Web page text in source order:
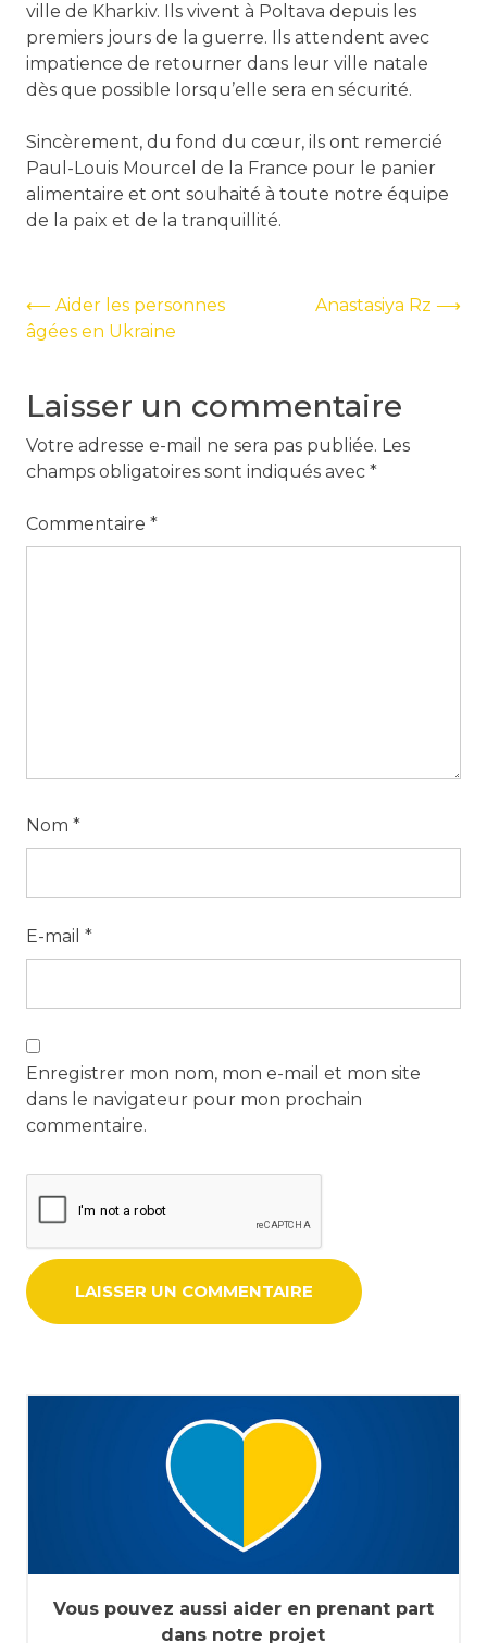
ville de Kharkiv. Ils vivent à Poltava depuis les
premiers jours de la guerre. Ils attendent avec
impatience de retourner dans leur ville natale
dès que possible lorsqu’elle sera en sécurité.
Sincèrement, du fond du cœur, ils ont remercié
Paul-Louis Mourcel de la France pour le panier
alimentaire et ont souhaité à toute notre équipe
de la paix et de la tranquillité.
Navigation
de
l’article
⟵ Aider les personnes
âgées en Ukraine
Anastasiya Rz ⟶
Laisser un commentaire
Votre adresse e-mail ne sera pas publiée. Les
champs obligatoires sont indiqués avec *
Commentaire *
Nom *
E-mail *
Enregistrer mon nom, mon e-mail et mon site
dans le navigateur pour mon prochain
commentaire.
Vous pouvez aussi aider en prenant part
dans notre projet